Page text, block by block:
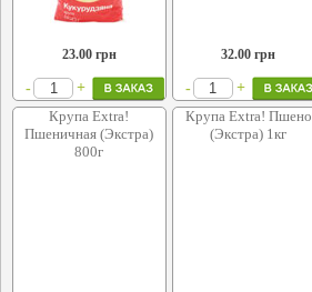
23.00грн
- +
32.00 грн
- +
Крупа Extra!
Пшеничная (Экстра)
800г
Крупа Extra! Пшено
(Экстра) 1кг